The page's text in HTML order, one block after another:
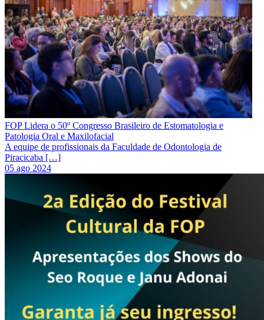
FOP Lidera o 50º Congresso Brasileiro de Estomatologia e
Patologia Oral e Maxilofacial
A equipe de profissionais da Faculdade de Odontologia de
Piracicaba […]
05 ago 2024